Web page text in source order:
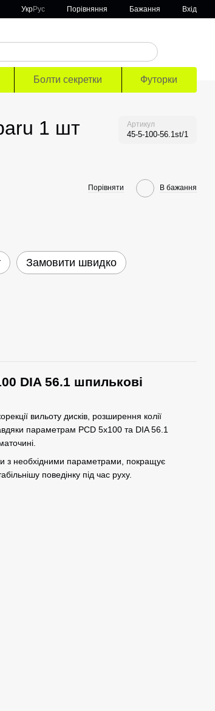
УкрРус Порівняння Бажання Вхід
Болти секретки Футорки
1 шт Артикул
45-5-100-56.1st/1
Порівняти В бажання
Замовити швидко
DIA 56.1 шпилькові
вильоту дисків, розширення колії
параметрам PCD 5x100 та DIA 56.1
з необхідними параметрами, покращує
поведінку під час руху.